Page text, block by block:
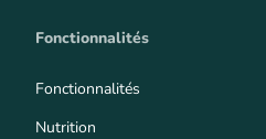
Fonctionnalités
Fonctionnalités
Nutrition